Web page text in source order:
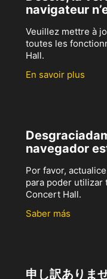
navigateur
Veuillez mettre à
toutes les
Hall.
En savoir plus
navegador
Por favor,
para poder utilizar
Concert Hall.
Saber más
申し訳ありま